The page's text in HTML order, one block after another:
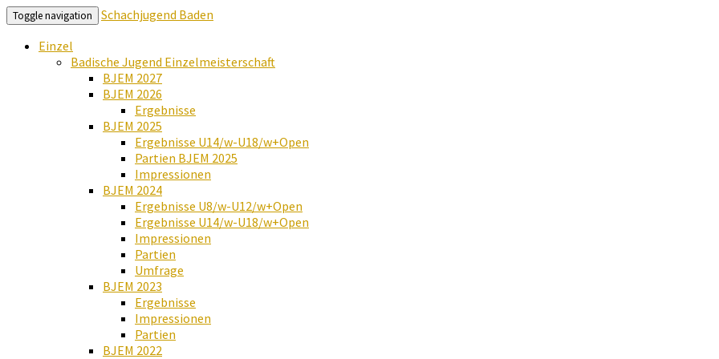
Toggle navigation
Schachjugend Baden
Einzel
Badische Jugend Einzelmeisterschaft
BJEM 2027
BJEM 2026
Ergebnisse
BJEM 2025
Ergebnisse U14/w-U18/w+Open
Partien BJEM 2025
Impressionen
BJEM 2024
Ergebnisse U8/w-U12/w+Open
Ergebnisse U14/w-U18/w+Open
Impressionen
Partien
Umfrage
BJEM 2023
Ergebnisse
Impressionen
Partien
BJEM 2022